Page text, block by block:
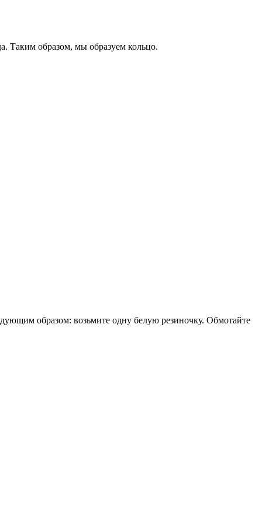
Таким образом, мы образуем кольцо.
образом: возьмите одну белую резиночку. Обмотайте